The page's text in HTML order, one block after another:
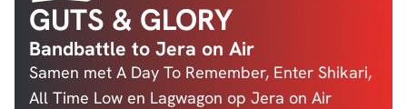
GUTS & GLORY
Bandbattle to Jera on Air
Samen met A Day To Remember, Enter Shikari,
All Time Low en Lagwagon op Jera on Air